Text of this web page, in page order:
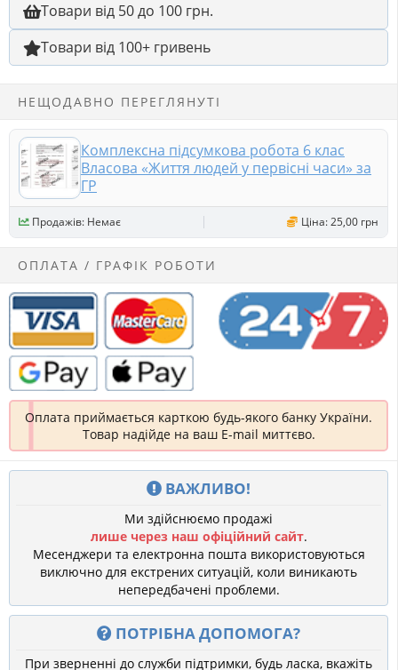
Товари від 50 до 100 грн.
Товари від 100+ гривень
НЕЩОДАВНО ПЕРЕГЛЯНУТІ
Комплексна підсумкова робота 6 клас
Власова «Життя людей у первісні часи» за
ГР
Продажів: Немає Ціна: 25,00 грн
ОПЛАТА / ГРАФІК РОБОТИ
Оплата приймається карткою будь-якого банку України.
Товар надійде на ваш E-mail миттєво.
ВАЖЛИВО!
Ми здійснюємо продажі
лише через наш офіційний сайт.
Месенджери та електронна пошта використовуються
виключно для екстрених ситуацій, коли виникають
непередбачені проблеми.
ПОТРІБНА ДОПОМОГА?
При зверненні до служби підтримки, будь ласка, вкажіть